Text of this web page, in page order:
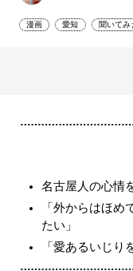
漫画 愛知 聞いてみ
名古屋人の心情
「外からはほ
たい」
「愛あるいじり